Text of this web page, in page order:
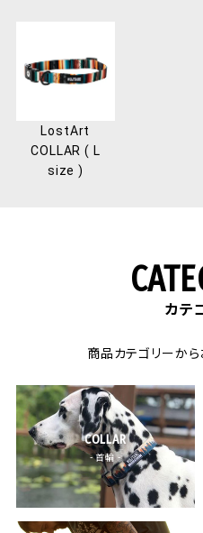
LostArt
COLLAR ( L
size )
カテ
商品カテゴリーか
COLLAR
- 首輪 -